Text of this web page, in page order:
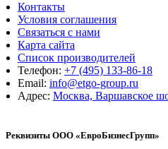
Контакты
Условия соглашения
Связаться с нами
Карта сайта
Список производителей
Телефон: +7 (495) 133-86-18
Email: info@etgo-group.ru
Адрес: Москва, Варшавское
Реквизиты ООО «ЕвроБизнесГрупп»